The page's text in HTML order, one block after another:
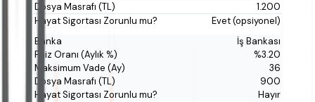
1.200
Evet (opsiyonel)
İş Bankası
%3.20
36
900
Hayır